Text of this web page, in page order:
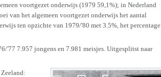
voortgezet onderwijs (1979 59,1%); in Nederland
van het algemeen voortgezet onderwijs het aantal
ten opzichte van 1979/'80 met 3.5%, het percentage
'77 7.957 jongens en 7.981 meisjes. Uitgesplitst naar